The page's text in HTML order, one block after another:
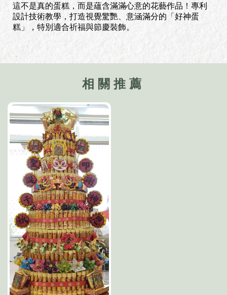
這不是真的蛋糕，而是蘊含滿滿心意的花藝作品！專利
設計技術教學，打造視覺驚艷、意涵滿分的「好神蛋
糕」，特別適合祈福與節慶裝飾。